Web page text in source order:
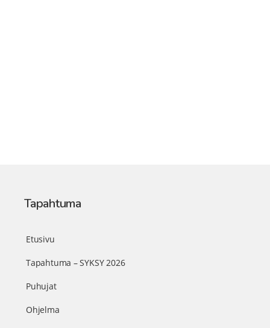
Tapahtuma
Etusivu
Tapahtuma – SYKSY 2026
Puhujat
Ohjelma